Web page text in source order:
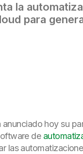
la
para
hoy su
de
las